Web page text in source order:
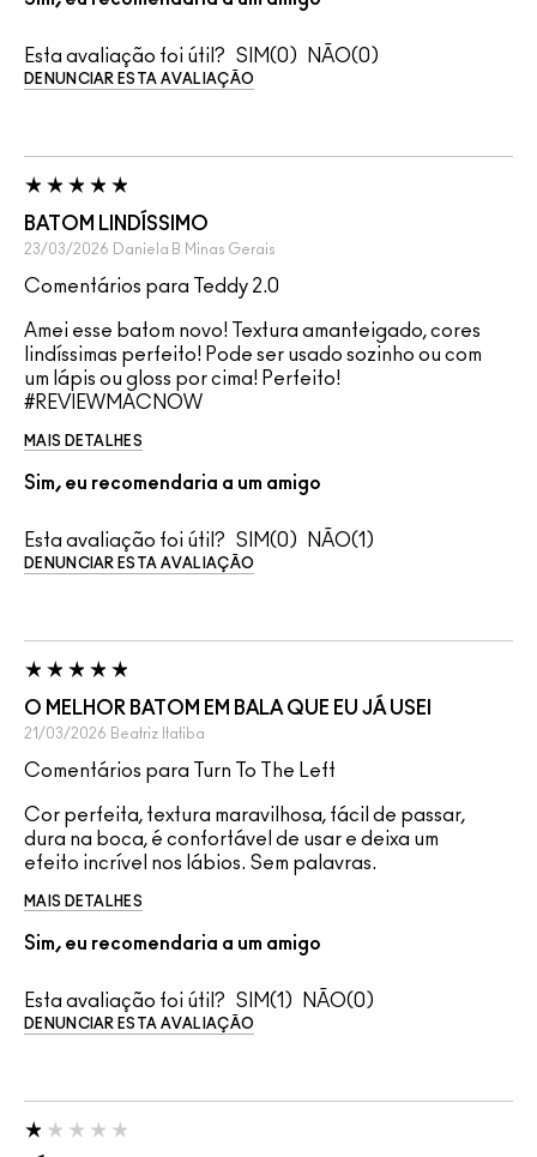
Esta avaliação foi útil? 0 0
DENUNCIAR ESTA AVALIAÇÃO
BATOM LINDÍSSIMO
23/03/2026 Daniela B Minas Gerais
Comentários para Teddy 2.0
Amei esse batom novo! Textura amanteigado, cores
lindíssimas perfeito! Pode ser usado sozinho ou com
um lápis ou gloss por cima! Perfeito!
#REVIEWMACNOW
MAIS DETALHES
Sim, eu recomendaria a um amigo
Esta avaliação foi útil? 0 1
DENUNCIAR ESTA AVALIAÇÃO
O MELHOR BATOM EM BALA QUE EU JÁ USEI
21/03/2026 Beatriz Itatiba
Comentários para Turn To The Left
Cor perfeita, textura maravilhosa, fácil de passar,
dura na boca, é confortável de usar e deixa um
efeito incrível nos lábios. Sem palavras.
MAIS DETALHES
Sim, eu recomendaria a um amigo
Esta avaliação foi útil? 1 0
DENUNCIAR ESTA AVALIAÇÃO